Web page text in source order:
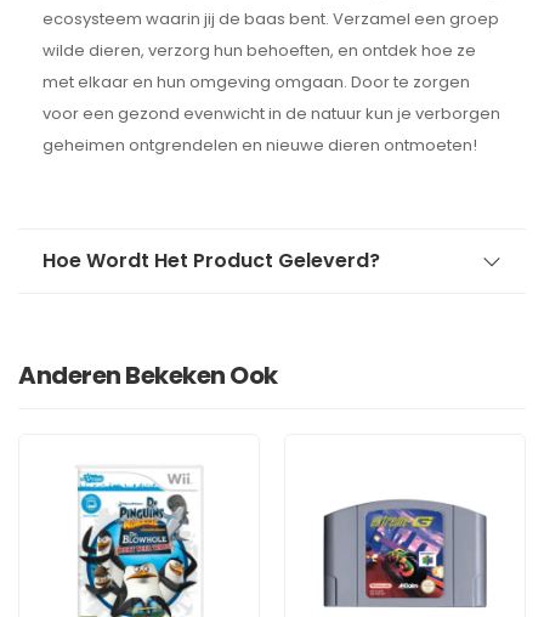
ecosysteem waarin jij de baas bent. Verzamel een groep
wilde dieren, verzorg hun behoeften, en ontdek hoe ze
met elkaar en hun omgeving omgaan. Door te zorgen
voor een gezond evenwicht in de natuur kun je verborgen
geheimen ontgrendelen en nieuwe dieren ontmoeten!
Hoe Wordt Het Product Geleverd?
Anderen Bekeken Ook